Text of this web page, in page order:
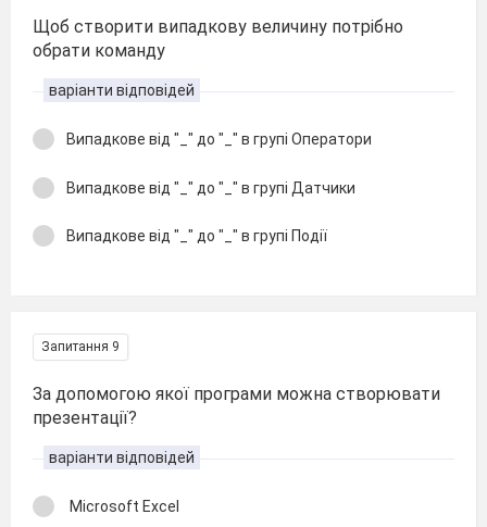
Щоб створити випадкову величину потрібно
обрати команду
варіанти відповідей
Випадкове від "_" до "_" в групі Оператори
Випадкове від "_" до "_" в групі Датчики
Випадкове від "_" до "_" в групі Події
Запитання 9
За допомогою якої програми можна створювати
презентації?
варіанти відповідей
Microsoft Excel